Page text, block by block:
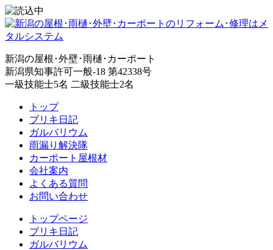
新潟の屋根･外壁･雨樋･カーポート
新潟県知事許可一般-18 第42338号
一級技能士5名 二級技能士2名
トップ
ブリキ日記
ガルバリウム
雨漏り解決隊
カーポート屋根材
会社案内
よくある質問
お問い合わせ
トップページ
ブリキ日記
ガルバリウム